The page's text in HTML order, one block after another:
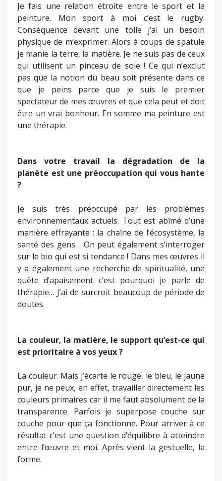
Je fais une relation étroite entre le sport et la
peinture. Mon sport à moi c’est le rugby.
Conséquence devant une toile j’ai un besoin
physique de m’exprimer. Alors à coups de spatule
je manie la terre, la matière. Je ne suis pas de ceux
qui utilisent un pinceau de soie ! Ce qui n’exclut
pas que la notion du beau soit présente dans ce
que je peins parce que je suis le premier
spectateur de mes œuvres et que cela peut et doit
être un vrai bonheur. En somme ma peinture est
une thérapie.
Dans votre travail la dégradation de la
planète est une préoccupation qui vous hante
?
Je suis très préoccupé par les problèmes
environnementaux actuels. Tout est abîmé d’une
manière effrayante : la chaîne de l’écosystème, la
santé des gens… On peut également s’interroger
sur le bio qui est si tendance ! Dans mes œuvres il
y a également une recherche de spiritualité, une
quête d’apaisement c’est pourquoi je parle de
thérapie… J’ai de surcroit beaucoup de période de
doutes.
La couleur, la matière, le support qu’est-ce qui
est prioritaire à vos yeux ?
La couleur. Mais j’écarte le rouge, le bleu, le jaune
pur, je ne peux, en effet, travailler directement les
couleurs primaires car il me faut absolument de la
transparence. Parfois je superpose couche sur
couche pour que ça fonctionne. Pour arriver à ce
résultat c’est une question d’équilibre à atteindre
entre l’œuvre et moi. Après vient la gestuelle, la
forme.